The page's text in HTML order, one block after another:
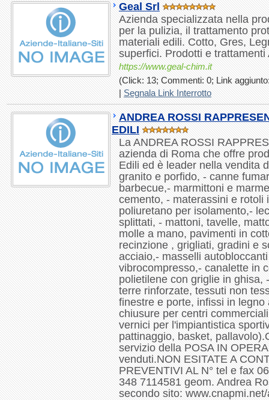
Geal Srl
Azienda specializzata nella
per la pulizia, il trattamento
materiali edili. Cotto, Gres,
superfici. Prodotti e trattamenti
https://www.geal-chim.it
(Click: 13; Commenti: 0; Link
|Segnala Link Interrotto
ANDREA ROSSI
EDILI
La ANDREA ROSSI
azienda di Roma che offre
Edili ed è leader nella vendita
granito e porfido, - canne
barbecue,- marmittoni e
cemento, - materassini e rotoli
poliuretano per isolamento,-
splittati, - mattoni, tavelle,
molle a mano, pavimenti in
recinzione , grigliati, gradini e
acciaio,- masselli
vibrocompresso,- canalette in
polietilene con griglie in ghisa,
terre rinforzate, tessuti non
finestre e porte, infissi in
chiusure per centri
vernici per l'impiantistica
pattinaggio, basket,
servizio della POSA IN
venduti.NON ESITATE A
PREVENTIVI AL N° tel e fax
348 7114581 geom. Andrea
secondo sito: